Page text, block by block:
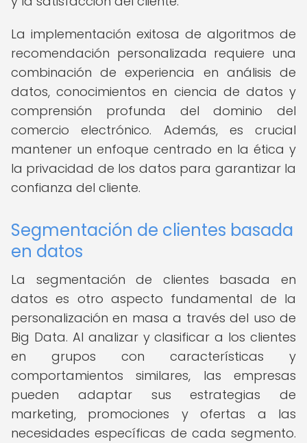
La implementación exitosa de algoritmos de
recomendación personalizada requiere una
combinación de experiencia en análisis de
datos, conocimientos en ciencia de datos y
comprensión profunda del dominio del
comercio electrónico. Además, es crucial
mantener un enfoque centrado en la ética y
la privacidad de los datos para garantizar la
confianza del cliente.
Segmentación de clientes basada
en datos
La segmentación de clientes basada en
datos es otro aspecto fundamental de la
personalización en masa a través del uso de
Big Data. Al analizar y clasificar a los clientes
en grupos con características y
comportamientos similares, las empresas
pueden adaptar sus estrategias de
marketing, promociones y ofertas a las
necesidades específicas de cada segmento.